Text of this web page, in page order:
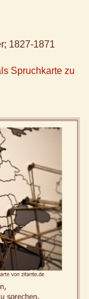
1827-1871
Spruchkarte zu